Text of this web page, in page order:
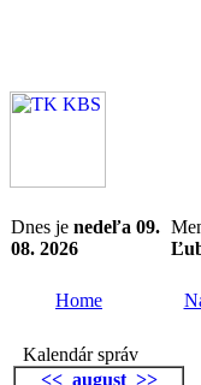
Dnes je nedeľa 09.
08. 2026
Home
Kalendár správ
<< august >>